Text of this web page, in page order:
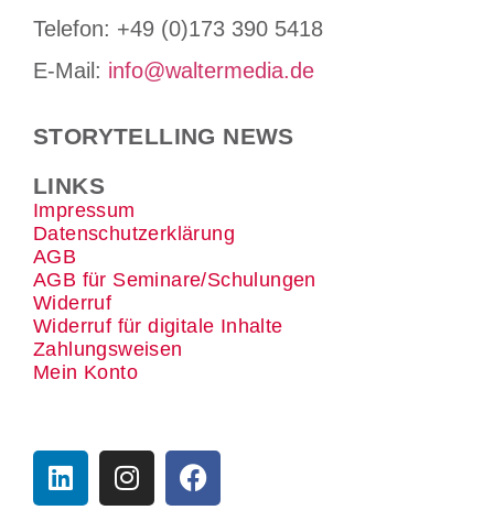
Tele­fon: +49 (0)173 390 5418
E-Mail: info@waltermedia.de
STORYTELLING NEWS
LINKS
Impressum
Datenschutzerklärung
AGB
AGB für Seminare/Schulungen
Widerruf
Widerruf für digitale Inhalte
Zahlungsweisen
Mein Konto